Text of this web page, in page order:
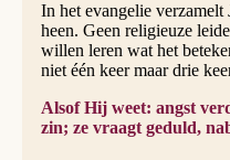
In het evangelie verzamelt
heen. Geen religieuze
willen leren wat het
niet één keer maar drie
Alsof Hij weet: angst
zin; ze vraagt geduld,